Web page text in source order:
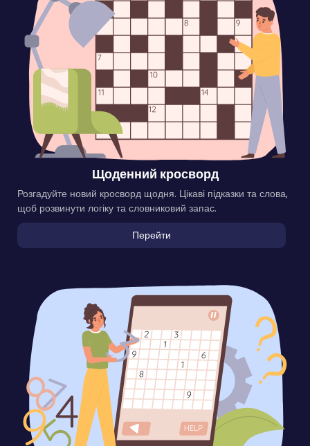
Щоденний кросворд
Розгадуйте новий кросворд щодня. Цікаві підказки та слова,
щоб розвинути логіку та словниковий запас.
Перейти